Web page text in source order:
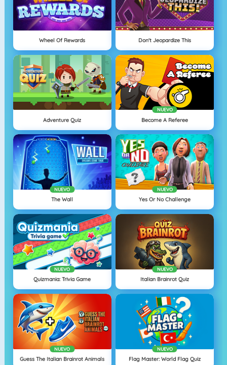
Wheel Of Rewards Don't Jeopardize This
Adventure Quiz
NUEVO
Become A Referee
NUEVO
The Wall
NUEVO
Yes Or No Challenge
NUEVO
Quizmania: Trivia Game
NUEVO
Italian Brainrot Quiz
NUEVO
Guess The Italian Brainrot Animals
NUEVO
Flag Master: World Flag Quiz